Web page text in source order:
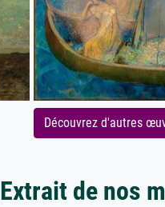
Découvrez d'autres
Extrait de nos